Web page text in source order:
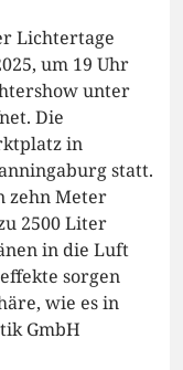
Lichtertage
um 19 Uhr
unter
Die
in
statt.
zehn Meter
2500 Liter
in die Luft
sorgen
wie es in
GmbH